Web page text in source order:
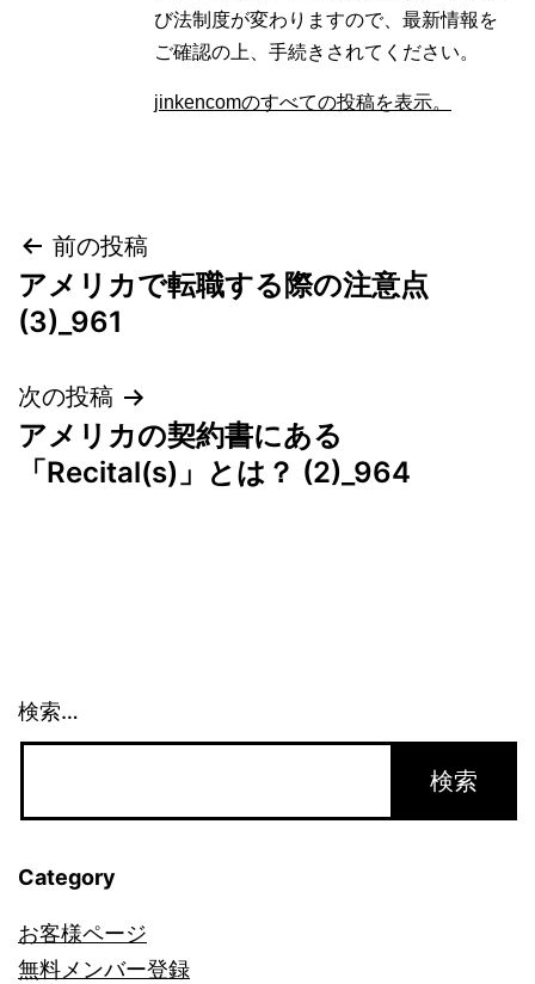
び法制度が変わりますので、最新情報を
ご確認の上、手続きされてください。
jinkencomのすべての投稿を表示。
投
稿
ビ
ゲ
ン
前の投稿
アメリカで転職する際の注意点
(3)_961
次の投稿
アメリカの契約書にある
「Recital(s)」とは？ (2)_964
検索…
Category
お客様ページ
無料メンバー登録